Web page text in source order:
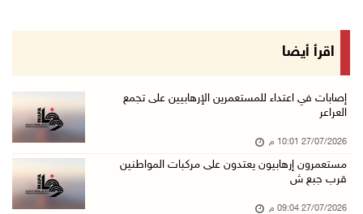
اقرأ أيضا
إصابات في اعتداء للمستعمرين الإرهابيين على تجمع
العراعر
27/07/2026 10:01 م
مستعمرون إرهابيون يعتدون على مركبات المواطنين
قرب جبع ش
27/07/2026 09:04 م